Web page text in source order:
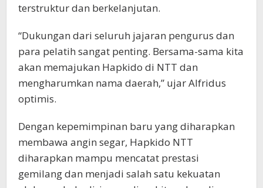
terstruktur dan berkelanjutan.
“Dukungan dari seluruh jajaran pengurus dan
para pelatih sangat penting. Bersama-sama kita
akan memajukan Hapkido di NTT dan
mengharumkan nama daerah,” ujar Alfridus
optimis.
Dengan kepemimpinan baru yang diharapkan
membawa angin segar, Hapkido NTT
diharapkan mampu mencatat prestasi
gemilang dan menjadi salah satu kekuatan